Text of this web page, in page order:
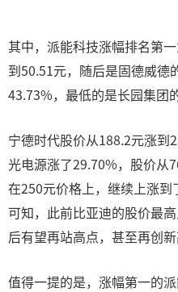
其中，派能科技涨幅排名第
到50.51元，随后是固德威德
43.73%，最低的是长园集团
宁德时代股价从188.2元涨到
光电源涨了29.70%，股价从
在250元价格上，继续上涨
可知，此前比亚迪的股价最
后有望再站高点，甚至再创新
值得一提的是，涨幅第一的